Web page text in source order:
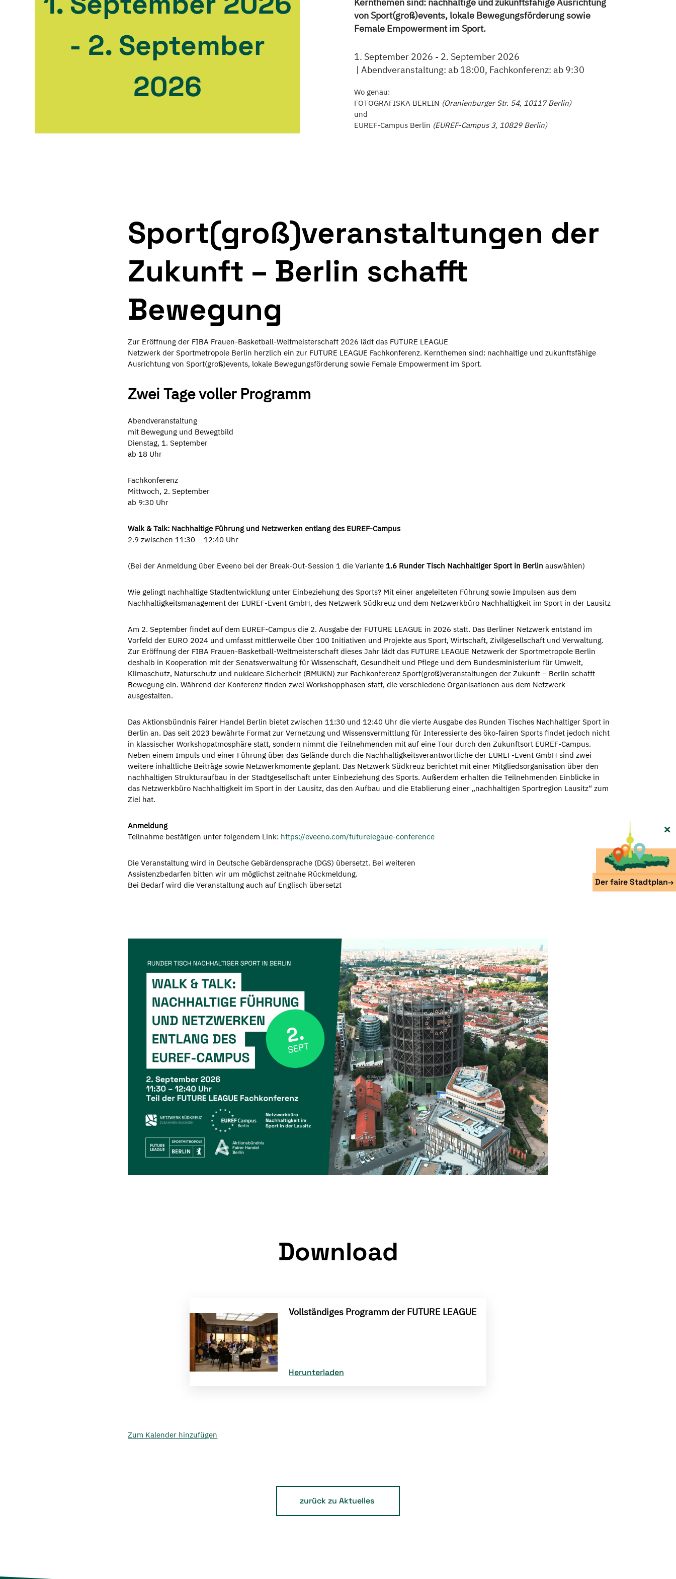
- 2. September
2026
von Sport(groß)events, lokale Bewegungsförderung sowie
Female Empowerment im Sport.
1. September 2026 - 2. September 2026
Abendveranstaltung: ab 18:00, Fachkonferenz: ab 9:30
Wo genau:
FOTOGRAFISKA BERLIN (Oranienburger Str. 54, 10117 Berlin)
und
EUREF-Campus Berlin (EUREF-Campus 3, 10829 Berlin)
Sport(groß)veranstaltungen der
Zukunft – Berlin schafft
Bewegung
Zur Eröffnung der FIBA Frauen-Basketball-Weltmeisterschaft 2026 lädt das FUTURE LEAGUE
Netzwerk der Sportmetropole Berlin herzlich ein zur FUTURE LEAGUE Fachkonferenz. Kernthemen sind: nachhaltige und zukunftsfähige
Ausrichtung von Sport(groß)events, lokale Bewegungsförderung sowie Female Empowerment im Sport.
Zwei Tage voller Programm
Abendveranstaltung
mit Bewegung und Bewegtbild
Dienstag, 1. September
ab 18 Uhr
Fachkonferenz
Mittwoch, 2. September
ab 9:30 Uhr
Walk & Talk: Nachhaltige Führung und Netzwerken entlang des EUREF-Campus
2.9 zwischen 11:30 – 12:40 Uhr
(Bei der Anmeldung über Eveeno bei der Break-Out-Session 1 die Variante1.6 Runder Tisch Nachhaltiger Sport in Berlin auswählen)
Wie gelingt nachhaltige Stadtentwicklung unter Einbeziehung des Sports? Mit einer angeleiteten Führung sowie Impulsen aus dem
Nachhaltigkeitsmanagement der EUREF-Event GmbH, des Netzwerk Südkreuz und dem Netzwerkbüro Nachhaltigkeit im Sport in der Lausitz
Am 2. September findet auf dem EUREF-Campus die 2. Ausgabe der FUTURE LEAGUE in 2026 statt. Das Berliner Netzwerk entstand im
Vorfeld der EURO 2024 und umfasst mittlerweile über 100 Initiativen und Projekte aus Sport, Wirtschaft, Zivilgesellschaft und Verwaltung.
Zur Eröffnung der FIBA Frauen-Basketball-Weltmeisterschaft dieses Jahr lädt das FUTURE LEAGUE Netzwerk der Sportmetropole Berlin
deshalb in Kooperation mit der Senatsverwaltung für Wissenschaft, Gesundheit und Pflege und dem Bundesministerium für Umwelt,
Klimaschutz, Naturschutz und nukleare Sicherheit (BMUKN) zur Fachkonferenz Sport(groß)veranstaltungen der Zukunft – Berlin schafft
Bewegung ein. Während der Konferenz finden zwei Workshopphasen statt, die verschiedene Organisationen aus dem Netzwerk
ausgestalten.
Das Aktionsbündnis Fairer Handel Berlin bietet zwischen 11:30 und 12:40 Uhr die vierte Ausgabe des Runden Tisches Nachhaltiger Sport in
Berlin an. Das seit 2023 bewährte Format zur Vernetzung und Wissensvermittlung für Interessierte des öko-fairen Sports findet jedoch nicht
in klassischer Workshopatmosphäre statt, sondern nimmt die Teilnehmenden mit auf eine Tour durch den Zukunftsort EUREF-Campus.
Neben einem Impuls und einer Führung über das Gelände durch die Nachhaltigkeitsverantwortliche der EUREF-Event GmbH sind zwei
weitere inhaltliche Beiträge sowie Netzwerkmomente geplant. Das Netzwerk Südkreuz berichtet mit einer Mitgliedsorganisation über den
nachhaltigen Strukturaufbau in der Stadtgesellschaft unter Einbeziehung des Sports. Außerdem erhalten die Teilnehmenden Einblicke in
das Netzwerkbüro Nachhaltigkeit im Sport in der Lausitz, das den Aufbau und die Etablierung einer „nachhaltigen Sportregion Lausitz“ zum
Ziel hat.
Anmeldung
Teilnahme bestätigen unter folgendem Link: https://eveeno.com/futurelegaue-conference
Die Veranstaltung wird in Deutsche Gebärdensprache (DGS) übersetzt. Bei weiteren
Assistenzbedarfen bitten wir um möglichst zeitnahe Rückmeldung.
Bei Bedarf wird die Veranstaltung auch auf Englisch übersetzt
Download
Vollständiges Programm der FUTURE LEAGUE
Herunterladen
Zum Kalender hinzufügen
zurück zu Aktuelles
×
Der faire Stadtplan→